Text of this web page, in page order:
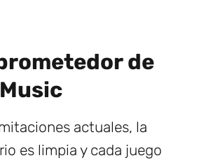
de
actuales, la
es limpia y cada juego